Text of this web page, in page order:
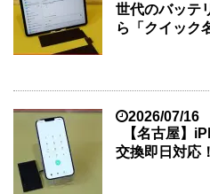
世代のバッテ
ら「クイック
2026/07/16
【名古屋】
交換即日対応